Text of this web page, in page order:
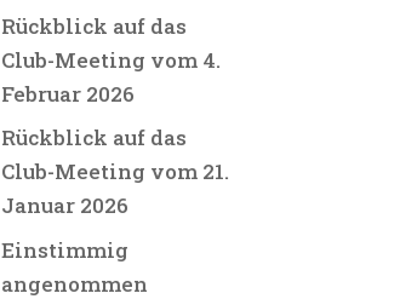
Rückblick auf das
Club-Meeting vom 4.
Februar 2026
Rückblick auf das
Club-Meeting vom 21.
Januar 2026
Einstimmig
angenommen